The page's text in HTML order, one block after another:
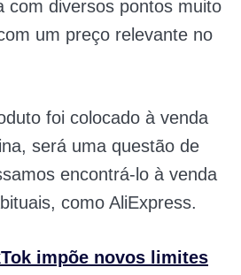
com diversos pontos muito
um preço relevante no
foi colocado à venda
será uma questão de
encontrá-lo à venda
como AliExpress.
impõe novos limites